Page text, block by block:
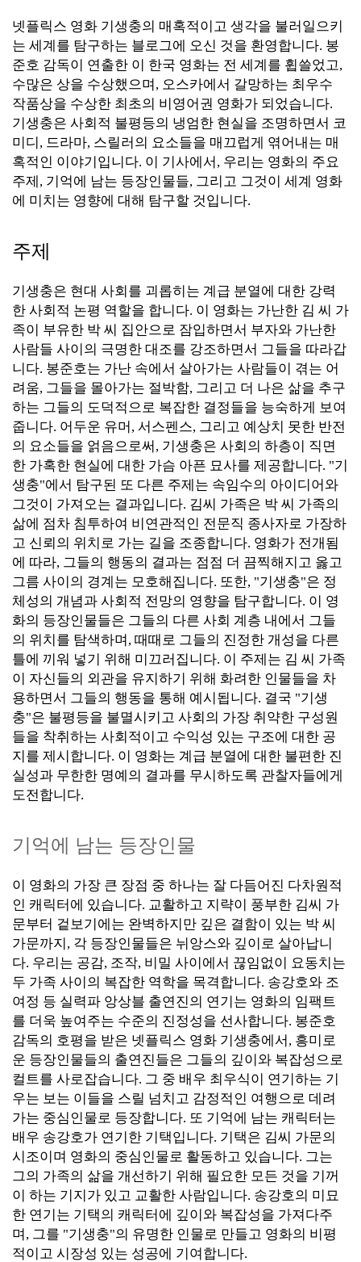
넷플릭스 영화 기생충의 매혹적이고 생각을 불러일으키
는 세계를 탐구하는 블로그에 오신 것을 환영합니다. 봉
준호 감독이 연출한 이 한국 영화는 전 세계를 휩쓸었고,
수많은 상을 수상했으며, 오스카에서 갈망하는 최우수
작품상을 수상한 최초의 비영어권 영화가 되었습니다.
기생충은 사회적 불평등의 냉엄한 현실을 조명하면서 코
미디, 드라마, 스릴러의 요소들을 매끄럽게 엮어내는 매
혹적인 이야기입니다. 이 기사에서, 우리는 영화의 주요
주제, 기억에 남는 등장인물들, 그리고 그것이 세계 영화
에 미치는 영향에 대해 탐구할 것입니다.
주제
기생충은 현대 사회를 괴롭히는 계급 분열에 대한 강력
한 사회적 논평 역할을 합니다. 이 영화는 가난한 김 씨 가
족이 부유한 박 씨 집안으로 잠입하면서 부자와 가난한
사람들 사이의 극명한 대조를 강조하면서 그들을 따라갑
니다. 봉준호는 가난 속에서 살아가는 사람들이 겪는 어
려움, 그들을 몰아가는 절박함, 그리고 더 나은 삶을 추구
하는 그들의 도덕적으로 복잡한 결정들을 능숙하게 보여
줍니다. 어두운 유머, 서스펜스, 그리고 예상치 못한 반전
의 요소들을 얽음으로써, 기생충은 사회의 하층이 직면
한 가혹한 현실에 대한 가슴 아픈 묘사를 제공합니다. "기
생충"에서 탐구된 또 다른 주제는 속임수의 아이디어와
그것이 가져오는 결과입니다. 김씨 가족은 박 씨 가족의
삶에 점차 침투하여 비연관적인 전문직 종사자로 가장하
고 신뢰의 위치로 가는 길을 조종합니다. 영화가 전개됨
에 따라, 그들의 행동의 결과는 점점 더 끔찍해지고 옳고
그름 사이의 경계는 모호해집니다. 또한, "기생충"은 정
체성의 개념과 사회적 전망의 영향을 탐구합니다. 이 영
화의 등장인물들은 그들의 다른 사회 계층 내에서 그들
의 위치를 탐색하며, 때때로 그들의 진정한 개성을 다른
틀에 끼워 넣기 위해 미끄러집니다. 이 주제는 김 씨 가족
이 자신들의 외관을 유지하기 위해 화려한 인물들을 차
용하면서 그들의 행동을 통해 예시됩니다. 결국 "기생
충"은 불평등을 불멸시키고 사회의 가장 취약한 구성원
들을 착취하는 사회적이고 수익성 있는 구조에 대한 공
지를 제시합니다. 이 영화는 계급 분열에 대한 불편한 진
실성과 무한한 명예의 결과를 무시하도록 관찰자들에게
도전합니다.
기억에 남는 등장인물
이 영화의 가장 큰 장점 중 하나는 잘 다듬어진 다차원적
인 캐릭터에 있습니다. 교활하고 지략이 풍부한 김씨 가
문부터 겉보기에는 완벽하지만 깊은 결함이 있는 박 씨
가문까지, 각 등장인물들은 뉘앙스와 깊이로 살아납니
다. 우리는 공감, 조작, 비밀 사이에서 끊임없이 요동치는
두 가족 사이의 복잡한 역학을 목격합니다. 송강호와 조
여정 등 실력파 앙상블 출연진의 연기는 영화의 임팩트
를 더욱 높여주는 수준의 진정성을 선사합니다. 봉준호
감독의 호평을 받은 넷플릭스 영화 기생충에서, 흥미로
운 등장인물들의 출연진들은 그들의 깊이와 복잡성으로
컬트를 사로잡습니다. 그 중 배우 최우식이 연기하는 기
우는 보는 이들을 스릴 넘치고 감정적인 여행으로 데려
가는 중심인물로 등장합니다. 또 기억에 남는 캐릭터는
배우 송강호가 연기한 기택입니다. 기택은 김씨 가문의
시조이며 영화의 중심인물로 활동하고 있습니다. 그는
그의 가족의 삶을 개선하기 위해 필요한 모든 것을 기꺼
이 하는 기지가 있고 교활한 사람입니다. 송강호의 미묘
한 연기는 기택의 캐릭터에 깊이와 복잡성을 가져다주
며, 그를 "기생충"의 유명한 인물로 만들고 영화의 비평
적이고 시장성 있는 성공에 기여합니다.